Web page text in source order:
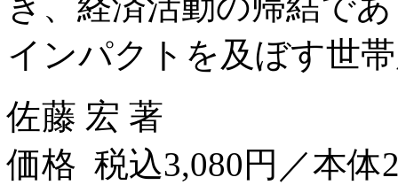
インパクトを及ぼす世
佐藤 宏 著
価格 税込3,080円／本体